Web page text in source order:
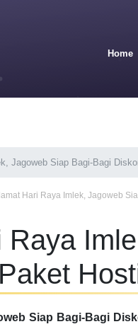
Home
Jagoweb Siap Bagi-Bagi
Hari Raya Imlek, Jagoweb
Raya
Siap Bagi-Bagi